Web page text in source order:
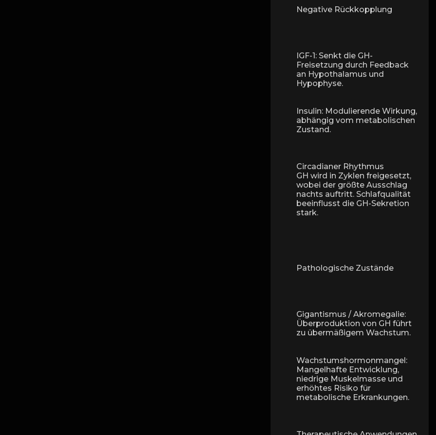
Negative Rückkopplung
IGF-1: Senkt die GH-
Freisetzung durch Feedback
an Hypothalamus und
Hypophyse.
Insulin: Modulierende Wirkung,
abhängig vom metabolischen
Zustand.
Circadianer Rhythmus
GH wird in Zyklen freigesetzt,
wobei der größte Ausschlag
nachts auftritt. Schlafqualität
beeinflusst die GH-Sekretion
stark.
Pathologische Zustände
Gigantismus / Akromegalie:
Überproduktion von GH führt
zu übermäßigem Wachstum.
Wachstumshormonmangel:
Mangelhafte Entwicklung,
niedrige Muskelmasse und
erhöhtes Risiko für
metabolische Erkrankungen.